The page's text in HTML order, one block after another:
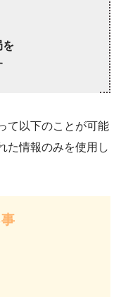
を
て以下のことが可能
た情報のみを使用し